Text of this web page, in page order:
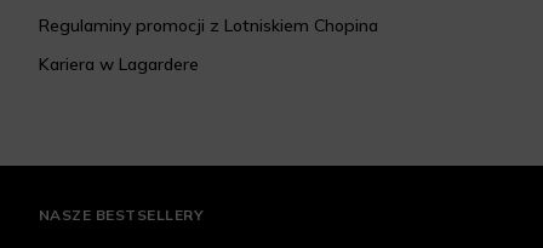
Regulaminy promocji z Lotniskiem Chopina
Kariera w Lagardere
NASZE BESTSELLERY